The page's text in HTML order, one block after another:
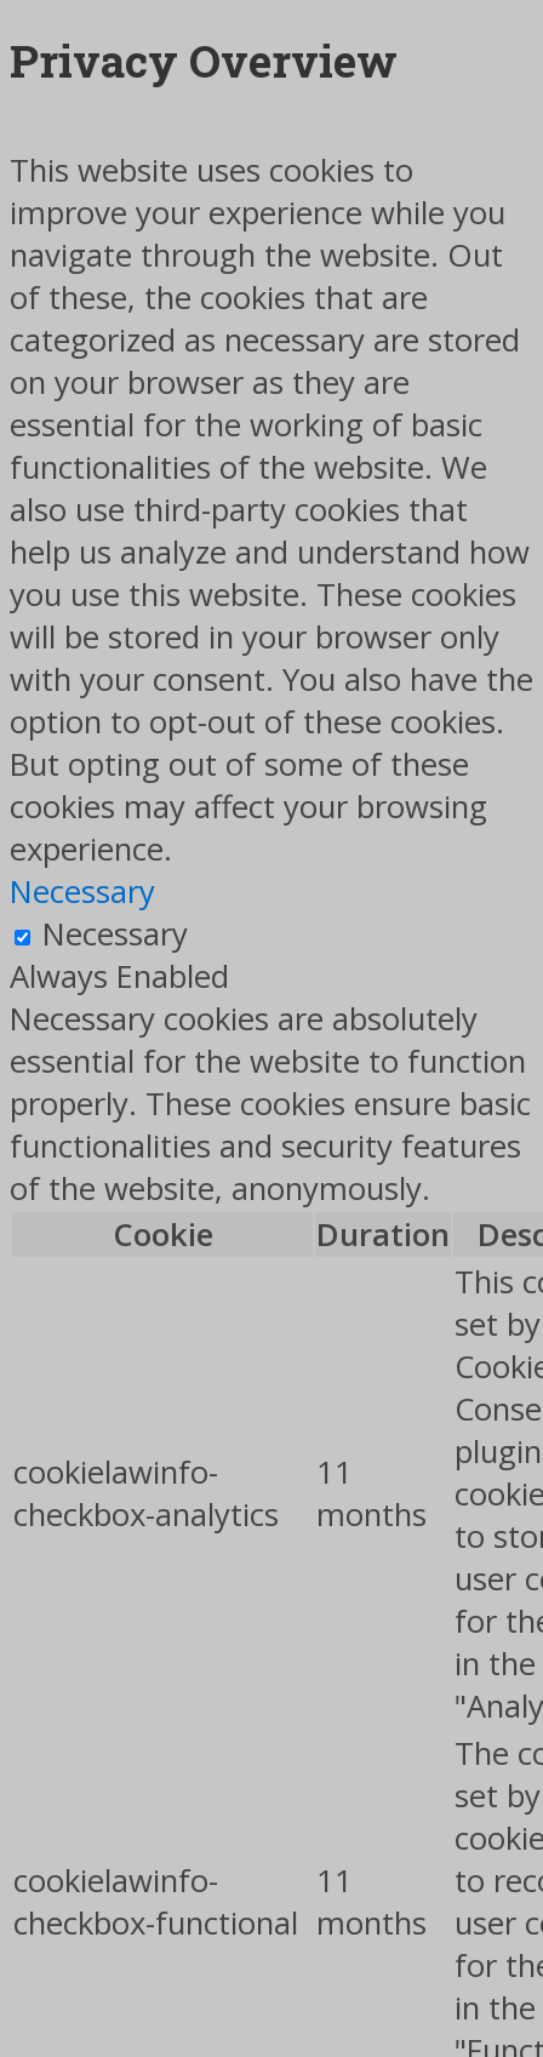
Privacy Overview
This website uses cookies to
improve your experience while you
navigate through the website. Out
of these, the cookies that are
categorized as necessary are stored
on your browser as they are
essential for the working of basic
functionalities of the website. We
also use third-party cookies that
help us analyze and understand how
you use this website. These cookies
will be stored in your browser only
with your consent. You also have the
option to opt-out of these cookies.
But opting out of some of these
cookies may affect your browsing
experience.
Necessary
Necessary
Always Enabled
Necessary cookies are absolutely
essential for the website to function
properly. These cookies ensure basic
functionalities and security features
of the website, anonymously.
Cookie
Duration
cookielawinfo-
checkbox-analytics
11
months
This
set
to
user
for
in
cookielawinfo-
checkbox-functional
11
months
The
set
to
user
for
in